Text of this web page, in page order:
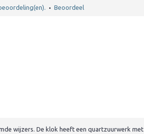
• Beoordeel
wijzers. De klok heeft een quartzuurwerk met